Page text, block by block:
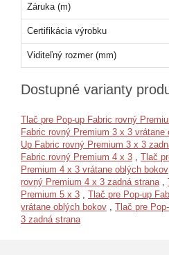
Záruka (m)
Certifikácia výrobku
Viditeľný rozmer (mm)
Dostupné varianty
Tlač pre Pop-up Fabric rovný
Fabric rovný Premium 3 x 3 vrátane
Up Fabric rovný Premium 3 x 3
Fabric rovný Premium 4 x 3
Tlač
Premium 4 x 3 vrátane oblých bokov
rovný Premium 4 x 3 zadná strana
Premium 5 x 3
Tlač pre Pop-up
vrátane oblých bokov
Tlač pre
3 zadná strana